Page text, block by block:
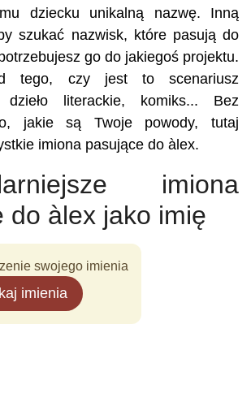
dziecku unikalną nazwę. Inną
szukać nazwisk, które pasują do
go do jakiegoś projektu.
tego, czy jest to scenariusz
dzieło literackie, komiks... Bez
jakie są Twoje powody, tutaj
imiona pasujące do àlex.
imiona
do àlex jako imię
swojego imienia
imienia